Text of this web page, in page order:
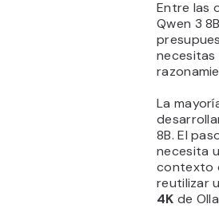
Entre las
Qwen 3
necesitas
La
8B. El
necesita
contexto
reutilizar
4K de